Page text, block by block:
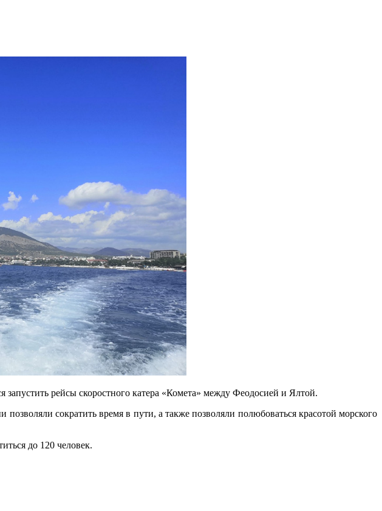
запустить рейсы скоростного катера «Комета» между Феодосией и Ялтой.
сократить время в пути, а также позволяли полюбоваться красотой морского
до 120 человек.